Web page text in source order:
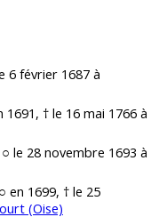
6 février 1687 à
1691, † le 16 mai 1766 à
○ le 28 novembre 1693 à
en 1699, † le 25
(Oise)